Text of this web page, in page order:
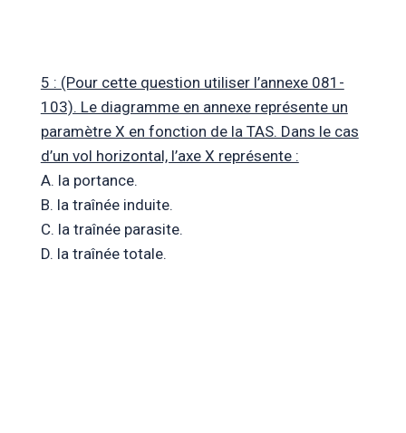
5 : (Pour cette question utiliser l’annexe 081-
103). Le diagramme en annexe représente un
paramètre X en fonction de la TAS. Dans le cas
d’un vol horizontal, l’axe X représente :
A. la portance.
B. la traînée induite.
C. la traînée parasite.
D. la traînée totale.